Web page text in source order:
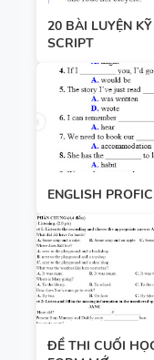
20 BÀI LUYỆN
SCRIPT
ENGLISH
ĐỀ THI CUỐI